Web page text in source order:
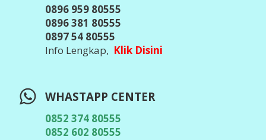
0896 959 80555
0896 381 80555
0897 54 80555
Info Lengkap, Klik Disini
WHASTAPP CENTER
0852 374 80555
0852 602 80555